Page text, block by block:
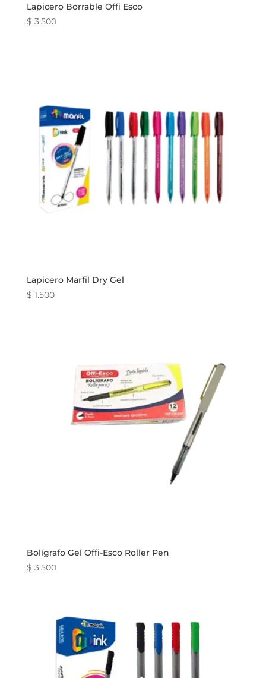
Lapicero Borrable Offi Esco
$ 3.500
Lapicero Marfil Dry Gel
$ 1.500
Bolígrafo Gel Offi-Esco Roller Pen
$ 3.500